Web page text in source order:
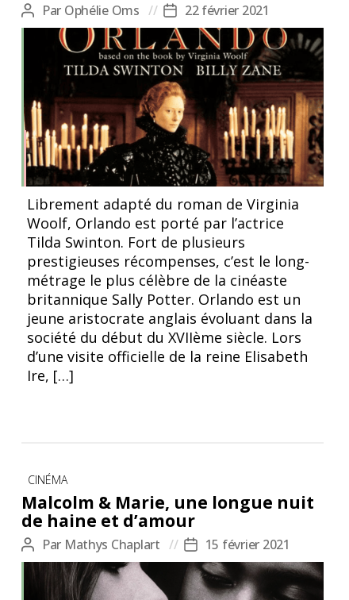
Auteur
de
l’article
Par Ophélie Oms
Date
de
l’article
22 février 2021
©Orlando, Sally Potter, 1992
Librement adapté du roman de Virginia
Woolf, Orlando est porté par l’actrice
Tilda Swinton. Fort de plusieurs
prestigieuses récompenses, c’est le long-
métrage le plus célèbre de la cinéaste
britannique Sally Potter. Orlando est un
jeune aristocrate anglais évoluant dans la
société du début du XVIIème siècle. Lors
d’une visite officielle de la reine Elisabeth
Ire, […]
Catégories
CINÉMA
Malcolm & Marie, une longue nuit
de haine et d’amour
Auteur
de
l’article
Par Mathys Chaplart
Date
de
l’article
15 février 2021